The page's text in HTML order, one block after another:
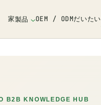
家製品 OEM / ODMだいたい
B2B KNOWLEDGE HUB